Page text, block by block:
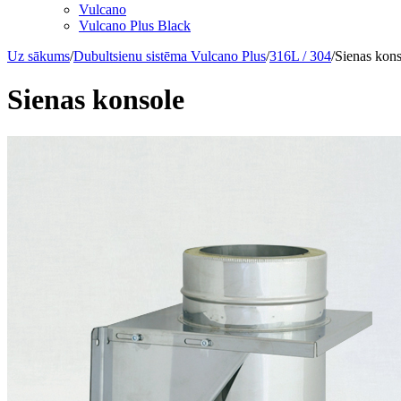
Vulcano
Vulcano Plus Black
Uz sākums/Dubultsienu sistēma Vulcano Plus/316L / 304/Sienas
Sienas konsole